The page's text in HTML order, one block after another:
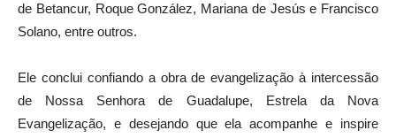
de Betancur, Roque González, Mariana de Jesús e Francisco
Solano, entre outros.
Ele conclui confiando a obra de evangelização à intercessão
de Nossa Senhora de Guadalupe, Estrela da Nova
Evangelização, e desejando que ela acompanhe e inspire